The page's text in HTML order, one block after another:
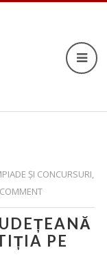
ȘI CONCURSURI,
PE